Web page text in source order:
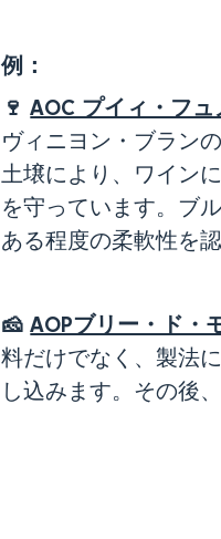
例：
🍷AOC プイィ・フュ
ヴィニヨン・ブラン
土壌により、ワイン
を守っています。ブ
ある程度の柔軟性を
🧀AOPブリー・ド・
料だけでなく、製法
し込みます。その後